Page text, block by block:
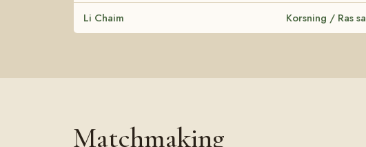
Li Chaim Korsning / Ras
Matchmaking